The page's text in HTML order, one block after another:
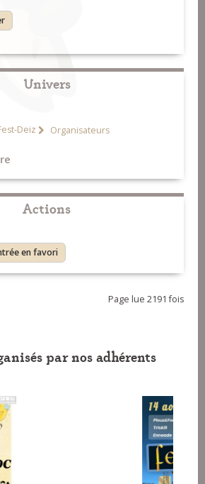
Univers
Deiz Organisateurs
Actions
en favori
Page lue 2191 fois
par nos adhérents